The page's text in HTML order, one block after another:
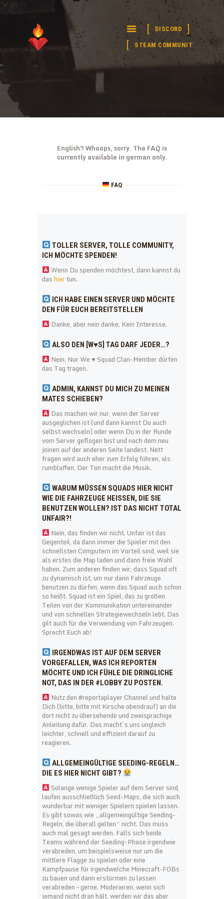
DISCORD
STEAM COMMUNITY
WE SQUAD
Seit 2016 deine deutsche Squad Community
English? Whoops, sorry. The FAQ is
currently available in german only.
FAQ
TOLLER SERVER, TOLLE COMMUNITY,
ICH MÖCHTE SPENDEN!
Wenn Du spenden möchtest, dann kannst du
dashiertun.
ICH HABE EINEN SERVER UND MÖCHTE
DEN FÜR EUCH BEREITSTELLEN
Danke, aber nein danke. Kein Interesse.
ALSO DEN [W♥S] TAG DARF JEDER…?
Nein. Nur We ♥ Squad Clan-Member dürfen
das Tag tragen.
ADMIN, KANNST DU MICH ZU MEINEN
MATES SCHIEBEN?
Das machen wir nur, wenn der Server
ausgeglichen ist (und dann kannst Du auch
selbst wechseln) oder wenn Du in der Runde
vom Server geflogen bist und nach dem neu
joinen auf der anderen Seite landest. Nett
fragen wird auch eher zum Erfolg führen, als
rumblaffen. Der Ton macht die Musik.
WARUM MÜSSEN SQUADS HIER NICHT
WIE DIE FAHRZEUGE HEISSEN, DIE SIE B
ENUTZEN WOLLEN? IST DAS NICHT TOTAL U
NFAIR?!
Nein, das finden wir nicht. Unfair ist das
Gegenteil, da dann immer die Spieler mit den
schnellsten Computern im Vorteil sind, weil sie
als erstes die Map laden und dann freie Wahl
haben. Zum anderen finden wir, dass Squad oft
zu dynamisch ist, um nur dann Fahrzeuge
benutzen zu dürfen, wenn das Squad auch schon
so heißt. Squad ist ein Spiel, das zu großen
Teilen von der Kommunikation untereinander
und von schnellen Strategiewechseln lebt. Das
gilt auch für die Verwendung von Fahrzeugen.
Sprecht Euch ab!
IRGENDWAS IST AUF DEM SERVER
VORGEFALLEN, WAS ICH REPORTEN
MÖCHTE UND ICH FÜHLE DIE DRINGLICHE
NOT, DAS IN DER #LOBBY ZU POSTEN.
Nutz den #reportaplayer Channel und halte
Dich (bitte, bitte mit Kirsche obendrauf) an die
dort nicht zu übersehende und zweisprachige
Anleitung dafür. Das macht’s uns ungleich
leichter, schnell und effizient darauf zu
reagieren.
ALLGEMEINGÜLTIGE SEEDING-REGELN…
DIE ES HIER NICHT GIBT?
Solange wenige Spieler auf dem Server sind,
laufen ausschließlich Seed-Maps, die sich auch
wunderbar mit weniger Spielern spielen lassen.
Es gibt sowas wie „allgemeingültige Seeding-
Regeln, die überall gelten“ nicht. Das muss
auch mal gesagt werden. Falls sich beide
Teams während der Seeding-Phase irgendwie
verabreden, um beispielsweise nur um die
mittlere Flagge zu spielen oder eine
Kampfpause für irgendwelche Minecraft-FOBs
zu bauen und dann erstürmen zu lassen
verabreden – gerne. Moderieren, wenn sich
jemand nicht dran hält, werden wir das aber